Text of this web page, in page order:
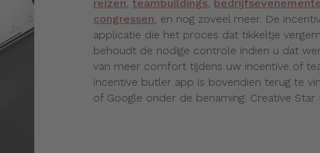
reizen, teambuildings,
congressen, en nog zoveel meer. De
applicatie die het proces dat tikkeltje
behoudt de nodige controle indien u dat
van meer comfort tijdens uw incentive of
incentive butler app is bovendien terug te
of Google onder de benaming: Creative Star